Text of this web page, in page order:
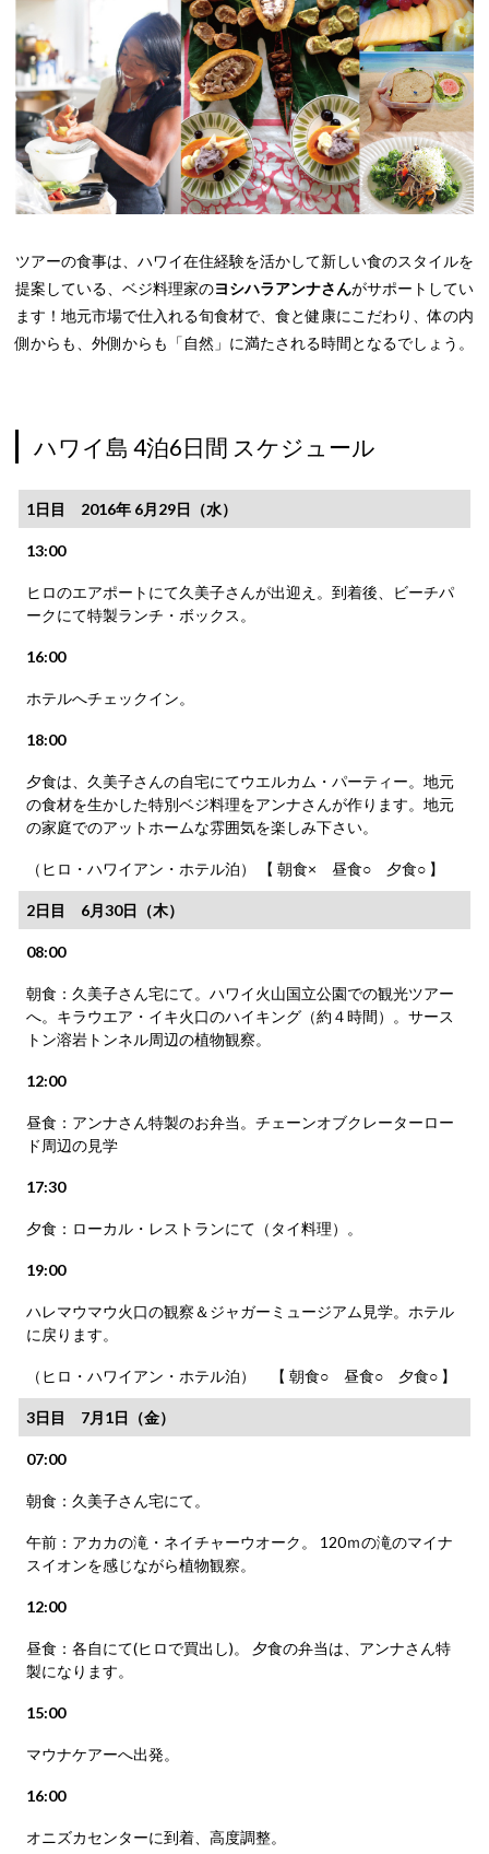
ツアーの食事は、ハワイ在住経験を活かして新しい食のスタイルを
提案している、ベジ料理家のヨシハラアンナさんがサポートしてい
ます！地元市場で仕入れる旬食材で、食と健康にこだわり、体の内
側からも、外側からも「自然」に満たされる時間となるでしょう。
ハワイ島 4泊6日間 スケジュール
1日目 2016年 6月29日（水）
13:00
ヒロのエアポートにて久美子さんが出迎え。到着後、ビーチパ
ークにて特製ランチ・ボックス。
16:00
ホテルへチェックイン。
18:00
夕食は、久美子さんの自宅にてウエルカム・パーティー。地元
の食材を生かした特別ベジ料理をアンナさんが作ります。地元
の家庭でのアットホームな雰囲気を楽しみ下さい。
（ヒロ・ハワイアン・ホテル泊） 【 朝食× 昼食○ 夕食○ 】
2日目 6月30日（木）
08:00
朝食：久美子さん宅にて。ハワイ火山国立公園での観光ツアー
へ。キラウエア・イキ火口のハイキング（約４時間）。サース
トン溶岩トンネル周辺の植物観察。
12:00
昼食：アンナさん特製のお弁当。チェーンオブクレーターロー
ド周辺の見学
17:30
夕食：ローカル・レストランにて（タイ料理）。
19:00
ハレマウマウ火口の観察＆ジャガーミュージアム見学。ホテル
に戻ります。
（ヒロ・ハワイアン・ホテル泊） 【 朝食○ 昼食○ 夕食○ 】
3日目 7月1日（金）
07:00
朝食：久美子さん宅にて。
午前：アカカの滝・ネイチャーウオーク。 120ｍの滝のマイナ
スイオンを感じながら植物観察。
12:00
昼食：各自にて(ヒロで買出し)。 夕食の弁当は、アンナさん特
製になります。
15:00
マウナケアーへ出発。
16:00
オニズカセンターに到着、高度調整。